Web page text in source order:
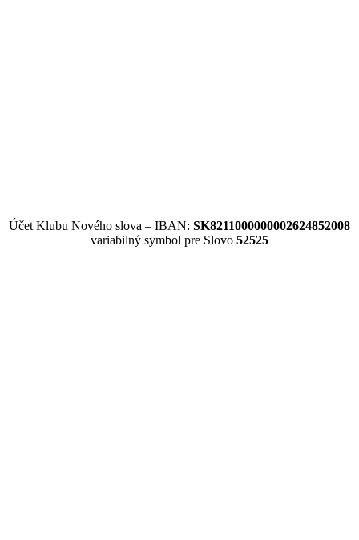
Účet Klubu Nového slova – IBAN: SK8211000000002624852008
variabilný symbol pre Slovo 52525